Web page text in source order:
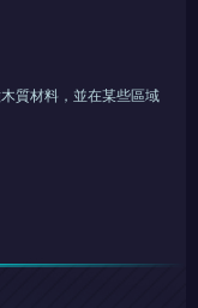
質材料，並在某些區域